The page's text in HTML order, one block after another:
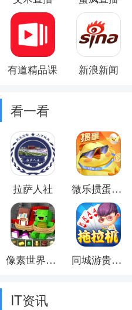
有道精品课 新浪新闻
看一看
拉萨人社 微乐掼蛋移动版
像素世界生存者冒险 同城游贵港拖拉机
IT资讯